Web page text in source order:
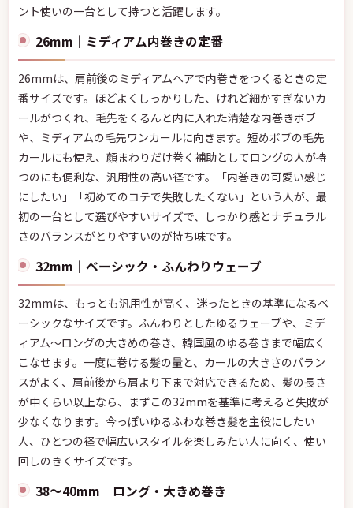
ント使いの一台として持つと活躍します。
26mm｜ミディアム内巻きの定番
26mmは、肩前後のミディアムヘアで内巻きをつくるときの定
番サイズです。ほどよくしっかりした、けれど細かすぎないカ
ールがつくれ、毛先をくるんと内に入れた清楚な内巻きボブ
や、ミディアムの毛先ワンカールに向きます。短めボブの毛先
カールにも使え、顔まわりだけ巻く補助としてロングの人が持
つのにも便利な、汎用性の高い径です。「内巻きの可愛い感じ
にしたい」「初めてのコテで失敗したくない」という人が、最
初の一台として選びやすいサイズで、しっかり感とナチュラル
さのバランスがとりやすいのが持ち味です。
32mm｜ベーシック・ふんわりウェーブ
32mmは、もっとも汎用性が高く、迷ったときの基準になるベ
ーシックなサイズです。ふんわりとしたゆるウェーブや、ミデ
ィアム〜ロングの大きめの巻き、韓国風のゆる巻きまで幅広く
こなせます。一度に巻ける髪の量と、カールの大きさのバラン
スがよく、肩前後から肩より下まで対応できるため、髪の長さ
が中くらい以上なら、まずこの32mmを基準に考えると失敗が
少なくなります。今っぽいゆるふわな巻き髪を主役にしたい
人、ひとつの径で幅広いスタイルを楽しみたい人に向く、使い
回しのきくサイズです。
38〜40mm｜ロング・大きめ巻き